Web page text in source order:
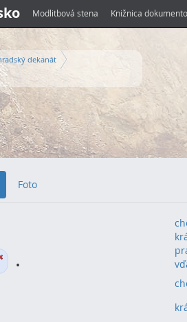
Modlitbová stena Knižnica
dekanát
Foto
.